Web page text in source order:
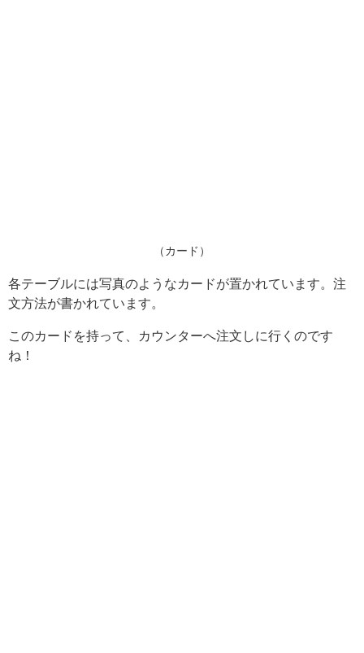
（カード）
各テーブルには写真のようなカードが置かれています。注
文方法が書かれています。
このカードを持って、カウンターへ注文しに行くのです
ね！